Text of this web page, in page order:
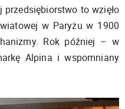
to wzięło
w Paryżu w 1900
Rok później – w
Alpina i wspomniany